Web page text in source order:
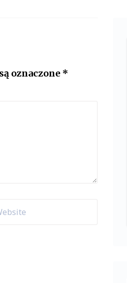
oznaczone *